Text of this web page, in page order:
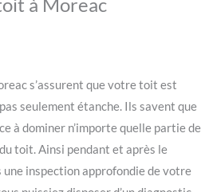
s’assurent que votre toit est
seulement étanche. Ils savent que
à dominer n’importe quelle partie de
toit. Ainsi pendant et après le
inspection approfondie de votre